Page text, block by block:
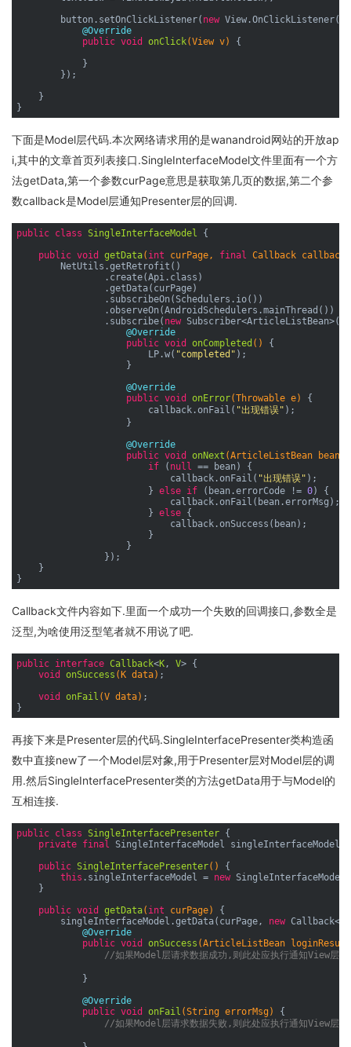
        button.setOnClickListener(
new View.OnClickListener()
@Override
public void onClick(View v)
{
            }
        });
    }
下面是Model层代码.本次网络请求用的是wanandroid网站的开放ap
i,其中的文章首页列表接口.SingleInterfaceModel文件里面有一个方
法getData,第一个参数curPage意思是获取第几页的数据,第二个参
数callback是Model层通知Presenter层的回调.
public class SingleInterfaceModel
{
public void getData( int curPage, final Callback callback)
        NetUtils.getRetrofit()
                .create(Api.class)
                .getData(curPage)
                .subscribeOn(Schedulers.io())
                .observeOn(AndroidSchedulers.mainThread())
                .subscribe(
new Subscriber<ArticleListBean>()
@Override
public void onCompleted ()
{
                        LP.w(
"completed" );
                    }
@Override
public void onError(Throwable e)
{
                        callback.onFail(
"出现错误" );
                    }
@Override
public void onNext (ArticleListBean bean)
if ( null == bean) {
                            callback.onFail(
"出现错误" );
                        }
else if (bean.errorCode != 0) {
                            callback.onFail(bean.errorMsg);
                        }
else {
                            callback.onSuccess(bean);
                        }
                    }
                });
    }
Callback文件内容如下.里面一个成功一个失败的回调接口,参数全是
泛型,为啥使用泛型笔者就不用说了吧.
public interface Callback<K, V> {
void
onSuccess (K data) ;
void
onFail (V data) ;
再接下来是Presenter层的代码.SingleInterfacePresenter类构造函
数中直接new了一个Model层对象,用于Presenter层对Model层的调
用.然后SingleInterfacePresenter类的方法getData用于与Model的
互相连接.
public class SingleInterfacePresenter {
private final SingleInterfaceModel singleInterfaceModel;
public SingleInterfacePresenter()
{
this .singleInterfaceModel = new
    }
public void getData( int curPage)
{
        singleInterfaceModel.getData(curPage,
new
@Override
public void onSuccess (ArticleListBean
//如果Model层请求数据成功,则此处应执行通知View层的
            }
@Override
public void onFail (String errorMsg)
{
//如果Model层请求数据失败,则此处应执行通知View层的